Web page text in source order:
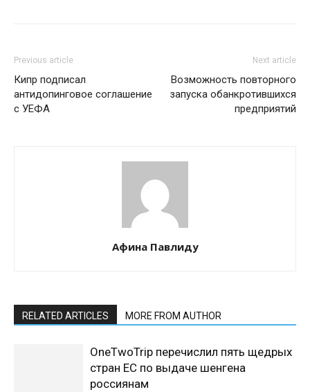
Previous article
Кипр подписал
антидопинговое соглашение
с УЕФА
Next article
Возможность повторного
запуска обанкротившихся
предприятий
Афина Павлиду
RELATED ARTICLES MORE FROM AUTHOR
OneTwoTrip перечислил пять щедрых
стран ЕС по выдаче шенгена
россиянам